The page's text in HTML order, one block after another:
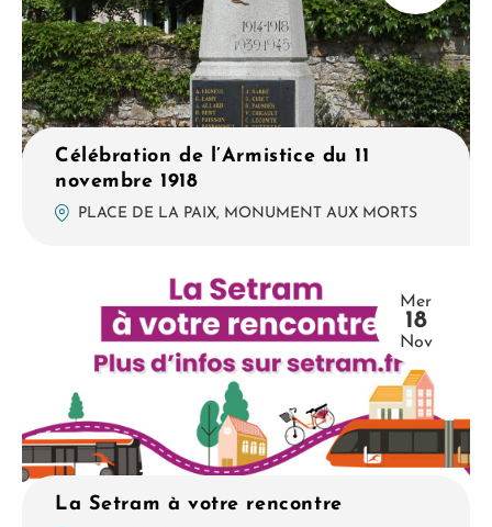
Célébration de l’Armistice du 11
novembre 1918
PLACE DE LA PAIX, MONUMENT AUX MORTS
Mer
18
Nov
La Setram à votre rencontre